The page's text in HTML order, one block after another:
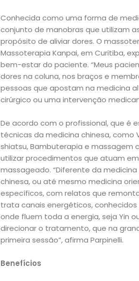
Conhecida como uma forma de
conjunto de manobras que utilizam
propósito de aliviar dores. O
Massoterapia Kanpai, em Curitiba,
bem-estar do paciente. “Meus
dores na coluna, nos braços e
pessoas que apostam na medicina
cirúrgico ou uma intervenção
De acordo com o profissional, que é
técnicas da medicina chinesa, como
shiatsu, Bambuterapia e massagem
utilizar procedimentos que atuam
massageado. “Diferente da
chinesa, ou até mesmo medicina
específicos, com relatos que
trata canais energéticos,
onde fluem toda a energia, seja Yin
direcionar o tratamento, que na
primeira sessão”, afirma Parpinelli.
Benefícios